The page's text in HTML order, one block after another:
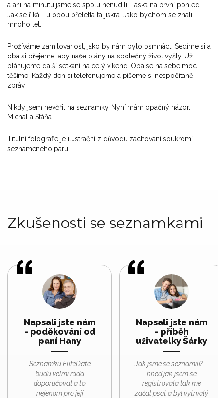
a ani na minutu jsme se spolu nenudili. Láska na první pohled.
Jak se říká - u obou přelétla ta jiskra. Jako bychom se znali
mnoho let.
Prožíváme zamilovanost, jako by nám bylo osmnáct. Sedíme si a
oba si přejeme, aby naše plány na společný život vyšly. Už
plánujeme další setkání na celý víkend. Oba se na sebe moc
těšíme. Každý den si telefonujeme a píšeme si nespočítaně
zpráv.
Nikdy jsem nevěřil na seznamky. Nyní mám opačný názor.
Michal a Stáňa
Titulní fotografie je ilustrační z důvodu zachování soukromí
seznámeného páru.
Zkušenosti se seznamkami
Napsali jste nám
- poděkování od
paní Hany
Seznamku EliteDate
budu velmi ráda
doporučovat a to
nejenom pro její
Napsali jste nám
- příběh
uživatelky Šárky
Jak jsme se seznámili? ...
hned jak jsem se
registrovala tak me
začal psát a byl vytrvalý